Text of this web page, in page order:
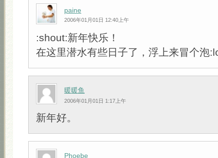
paine
2006年01月01日 12:40上午
:shout:新年快乐！
在这里潜水有些日子了，浮上来冒个泡
暖暖鱼
2006年01月01日 1:17上午
新年好。
Phoebe